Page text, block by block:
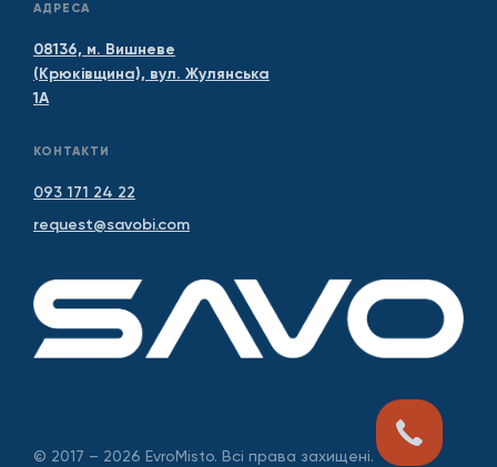
АДРЕСА
08136, м. Вишневе
(Крюківщина), вул. Жулянська
1А
КОНТАКТИ
093 171 24 22
request@savobi.com
© 2017 – 2026 EvroMisto. Всі права захищені.